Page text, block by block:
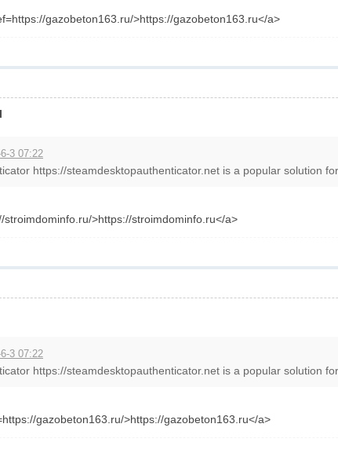
gazobeton163.ru/>https://gazobeton163.ru</a>
3 07:22
https://steamdesktopauthenticator.net is a popular solution
stroimdominfo.ru/>https://stroimdominfo.ru</a>
3 07:22
https://steamdesktopauthenticator.net is a popular solution
gazobeton163.ru/>https://gazobeton163.ru</a>